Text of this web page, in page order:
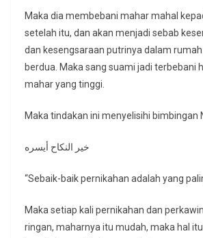
Maka dia membebani mahar mahal
setelah itu, dan akan menjadi sebab
dan kesengsaraan putrinya dalam
berdua. Maka sang suami jadi terbebani
mahar yang tinggi.
خير النكاح أيسره
“Sebaik-baik pernikahan adalah yang
Maka setiap kali pernikahan dan
ringan, maharnya itu mudah, maka hal